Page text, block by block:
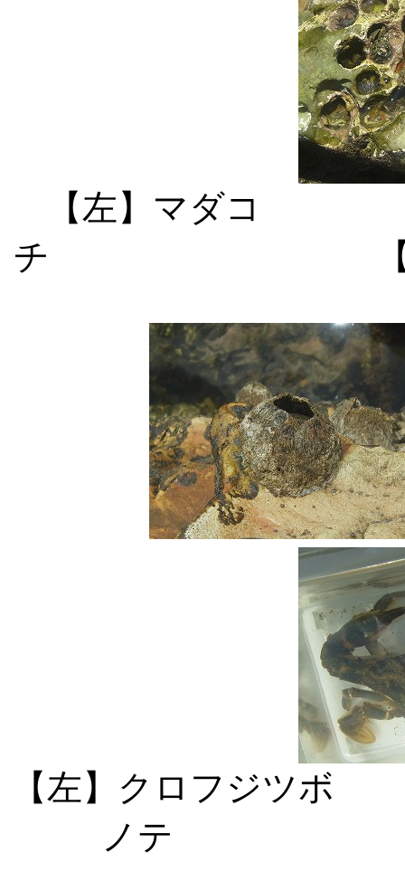
【左】マダ
チ 【右】穿孔
【左】クロフ
ノテ 【